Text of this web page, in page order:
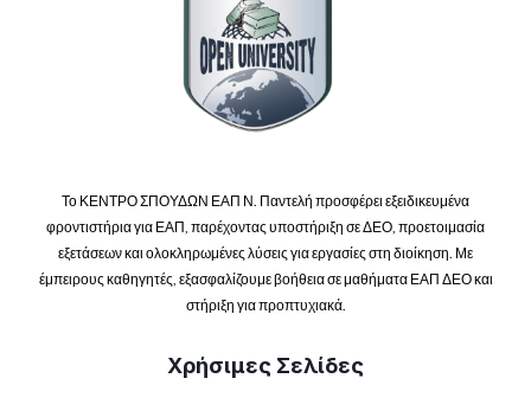
Το ΚΕΝΤΡΟ ΣΠΟΥΔΩΝ ΕΑΠ Ν. Παντελή προσφέρει εξειδικευμένα
φροντιστήρια για ΕΑΠ, παρέχοντας υποστήριξη σε ΔΕΟ, προετοιμασία
εξετάσεων και ολοκληρωμένες λύσεις για εργασίες στη διοίκηση. Με
έμπειρους καθηγητές, εξασφαλίζουμε βοήθεια σε μαθήματα ΕΑΠ ΔΕΟ και
στήριξη για προπτυχιακά.
Χρήσιμες Σελίδες